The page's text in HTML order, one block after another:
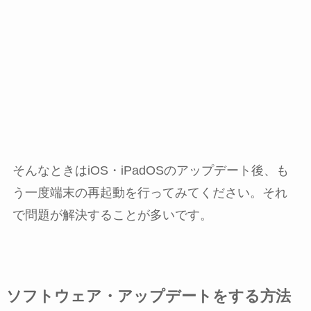
そんなときはiOS・iPadOSのアップデート後、も
う一度端末の再起動を行ってみてください。それ
で問題が解決することが多いです。
ソフトウェア・アップデートをする方法